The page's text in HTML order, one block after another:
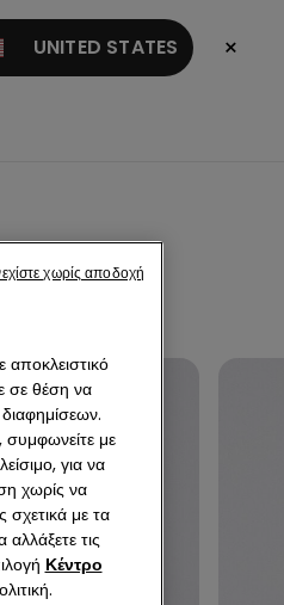
UNITED STATES ×
αποκλειστικό
σε θέση να
με
για να
χωρίς να
σχετικά με τα
τις
Κέντρο
χωρίς αποδοχή